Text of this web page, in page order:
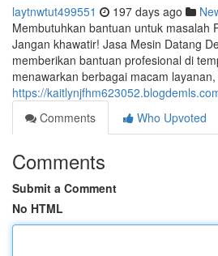
laytnwtut499551 197 days ago
Membutuhkan bantuan untuk masalah
Jangan khawatir! Jasa Mesin Datang
memberikan bantuan profesional di
menawarkan berbagai macam
https://
Comments
Who Upvoted
Comments
Submit a Comment
No HTML